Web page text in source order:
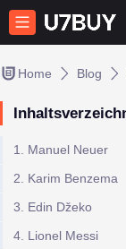
Home Blog
1. Manuel Neuer
2. Karim Benzema
3. Edin Džeko
4. Lionel Messi